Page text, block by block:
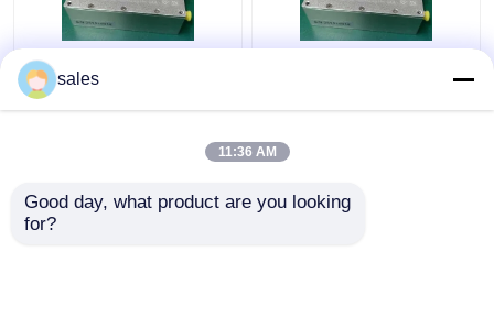
Multi rendimento
elevato
amplificatore multiuso
del trasmettitore di rf
sales
11:36 AM
Good day, what product are you looking
for?